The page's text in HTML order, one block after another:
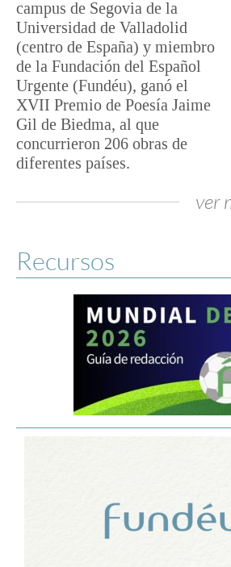
campus de Segovia de la
Universidad de Valladolid
(centro de España) y miembro
de la Fundación del Español
Urgente (Fundéu), ganó el
XVII Premio de Poesía Jaime
Gil de Biedma, al que
concurrieron 206 obras de
diferentes países.
ver
Recursos